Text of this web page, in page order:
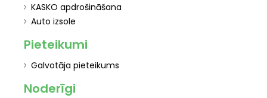
KASKO apdrošināšana
Auto izsole
Pieteikumi
Galvotāja pieteikums
Noderīgi